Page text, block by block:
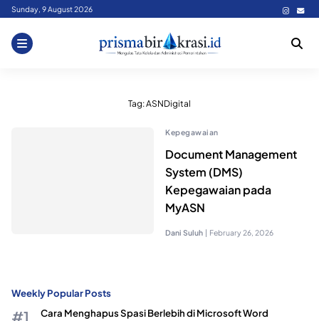
Skip
content
Sunday, 9 August 2026
Tag:ASNDigital
Kepegawaian
Document Management
System (DMS)
Kepegawaian pada
MyASN
Dani Suluh | February 26, 2026
Weekly Popular Posts
Cara Menghapus Spasi Berlebih di Microsoft Word